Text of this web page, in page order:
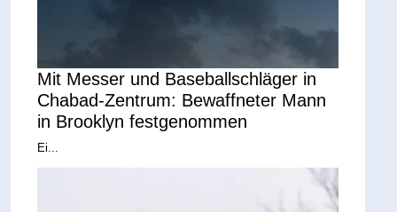
Mit Messer und Baseballschläger in
Chabad-Zentrum: Bewaffneter Mann
in Brooklyn festgenommen
Ei...